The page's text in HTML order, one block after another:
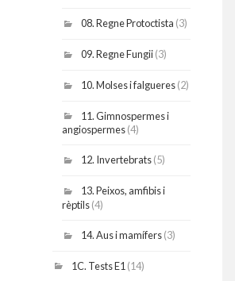
08. Regne Protoctista (3)
09. Regne Fungii(3)
10. Molses i falgueres(2)
11. Gimnospermes i
angiospermes(4)
12. Invertebrats(5)
13. Peixos, amfibis i
rèptils(4)
14. Aus i mamífers(3)
1C. Tests E1 (14)